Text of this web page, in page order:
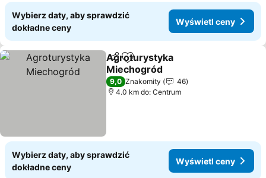
Wybierz daty, aby sprawdzić
dokładne ceny
Wyświetl ceny
Udostępnij
Dodaj do ulubionych
Agroturystyka
Miechogród
9,0 Znakomity
46
4.0 km do: Centrum
Wybierz daty, aby sprawdzić
dokładne ceny
Wyświetl ceny